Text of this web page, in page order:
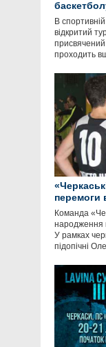
В
відкритий
проходить
перемоги
Команда
народження
У рамках
підопічні